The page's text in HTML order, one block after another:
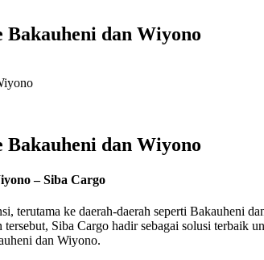
dan Wiyono
dan Wiyono
– Siba Cargo
terutama ke daerah-daerah seperti Bakauheni
Siba Cargo hadir sebagai solusi
dan Wiyono.